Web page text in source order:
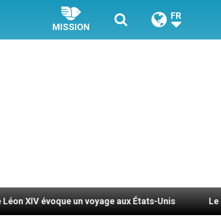
MISSION
FR
un voyage aux États-Unis Le pape Léon XIV